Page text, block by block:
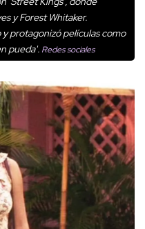
y Forest Whitaker.
protagonizó películas como
pueda'. Redes sociales